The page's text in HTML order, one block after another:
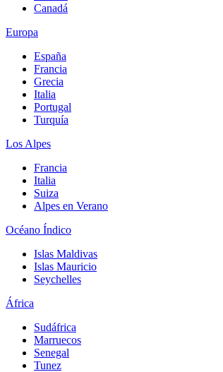
Canadá
Europa
España
Francia
Grecia
Italia
Portugal
Turquía
Los Alpes
Francia
Italia
Suiza
Alpes en Verano
Océano Índico
Islas Maldivas
Islas Mauricio
Seychelles
África
Sudáfrica
Marruecos
Senegal
Tunez